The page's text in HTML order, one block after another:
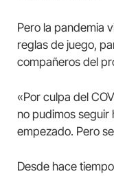
Pero la pandemia
reglas de juego,
compañeros del
«Por culpa del
no pudimos seguir
empezado. Pero
Desde hace